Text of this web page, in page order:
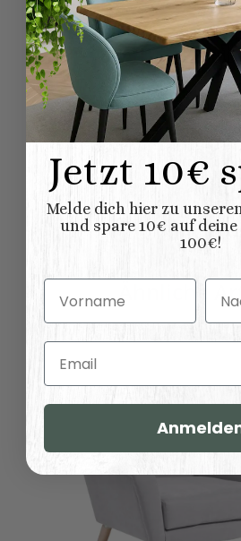
x B/T x H) (
Länge × Breite ×
Höhe ):
69,00 ×
cm
Bewertungen
Benachrichtigen, wenn
Ähnliche
Jetzt 10€
Melde dich hier zu
und spare 10€ auf
100€!
Vorname
Email